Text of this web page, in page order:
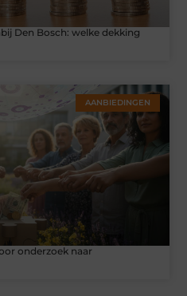
Den Bosch: welke dekking
AANBIEDINGEN
onderzoek naar